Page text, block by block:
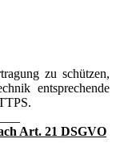
zu schützen,
entsprechende
Art. 21 DSGVO